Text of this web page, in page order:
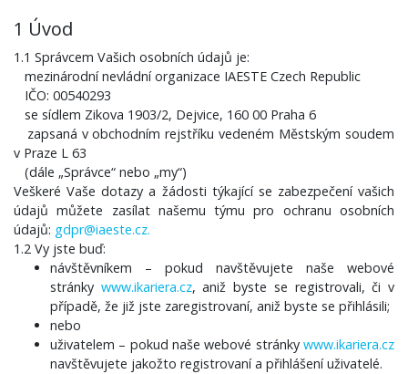
1 Úvod
1.1 Správcem Vašich osobních údajů je:
mezinárodní nevládní organizace IAESTE Czech Republic
IČO: 00540293
se sídlem Zikova 1903/2, Dejvice, 160 00 Praha 6
zapsaná v obchodním rejstříku vedeném Městským soudem
v Praze L 63
(dále „Správce“ nebo „my“)
Veškeré Vaše dotazy a žádosti týkající se zabezpečení vašich
údajů můžete zasílat našemu týmu pro ochranu osobních
údajů: gdpr@iaeste.cz.
1.2 Vy jste buď:
návštěvníkem – pokud navštěvujete naše webové
stránky www.ikariera.cz, aniž byste se registrovali, či v
případě, že již jste zaregistrovaní, aniž byste se přihlásili;
nebo
uživatelem – pokud naše webové stránky www.ikariera.cz
navštěvujete jakožto registrovaní a přihlášení uživatelé.